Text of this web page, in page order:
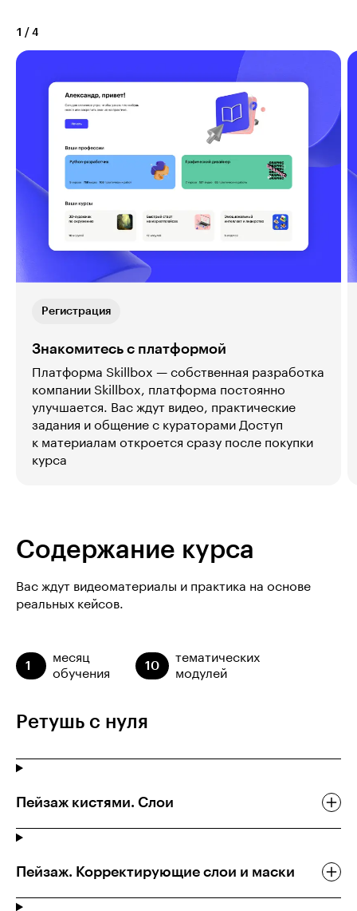
1 / 4
Регистрация
Знакомитесь с платформой
Платформа Skillbox — собственная разработка
компании Skillbox, платформа постоянно
улучшается. Вас ждут видео, практические
задания и общение с кураторами Доступ
к материалам откроется сразу после покупки
курса
Содержание курса
Вас ждут видеоматериалы и практика на основе
реальных кейсов.
1
месяц
обучения
10
тематических
модулей
Ретушь с нуля
Пейзаж кистями. Слои
Пейзаж. Корректирующие слои и маски